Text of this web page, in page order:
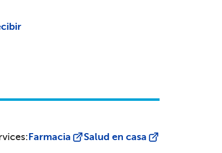
Farmacia Salud en casa